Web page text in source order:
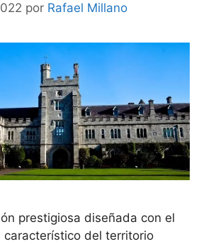
por Rafael Millano
prestigiosa diseñada con el
característico del territorio